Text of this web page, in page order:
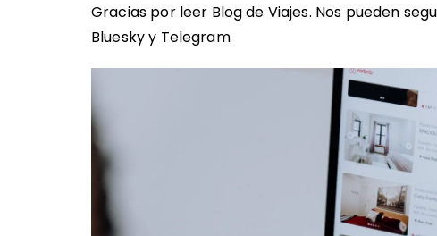
Gracias por leer Blog de Viajes. Nos pueden
Blueskyy Telegram